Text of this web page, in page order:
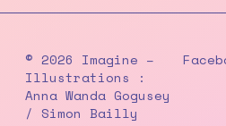
© 2026 Imagine –
Illustrations :
Anna Wanda Gogusey
/ Simon Bailly